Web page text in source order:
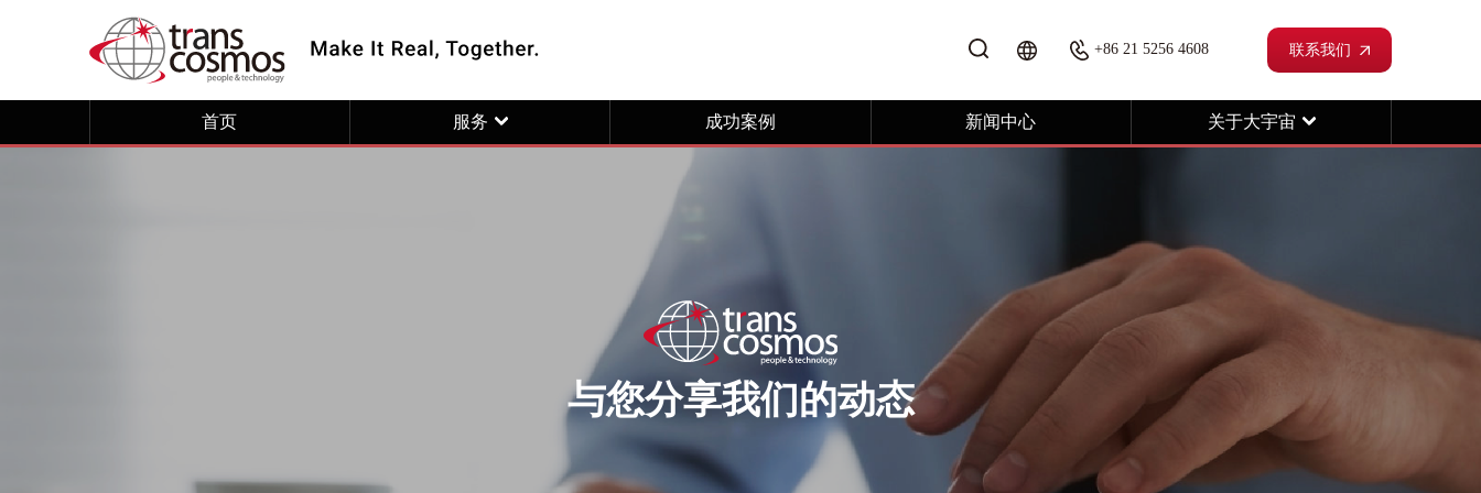
+86 21 5256 4608 联系我们
首页 服务 成功案例 新闻中心 关于大宇宙
与您分享我们的动态